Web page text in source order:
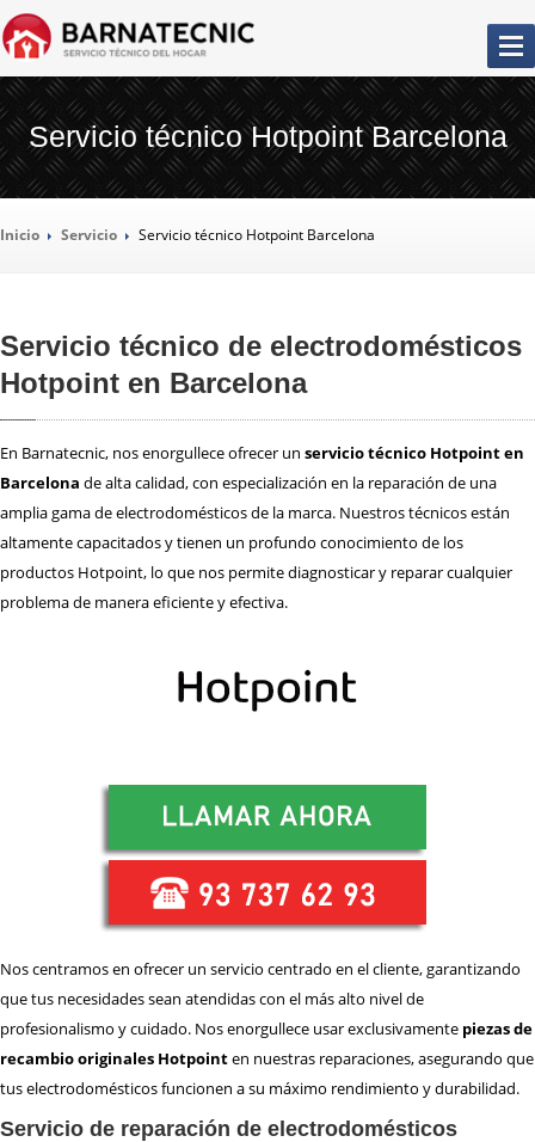
SERVICIO TÉCNICO BARCELONA
LAEMPRESA
REPARACIÓNCALDERAS
REPARACIÓN CALENTADORES
REPARACIÓNCAMPANAS EXTRACTORAS
REPARACIÓNCONGELADORES
REPARACIÓNHORNOS
REPARACIÓNLAVADORAS
REPARACIÓNLAVAVAJILLAS
TERMOS
CON NOSOTROS
DE ACTUACIÓN
Servicio técnico Hotpoint Barcelona
Inicio Servicio Serviciotécnico Hotpoint Barcelona
Servicio técnico de electrodomésticos
Hotpoint en Barcelona
En Barnatecnic, nos enorgullece ofrecer un servicio técnico Hotpoint en
Barcelona de alta calidad, con especialización en la reparación de una
amplia gama de electrodomésticos de la marca. Nuestros técnicos están
altamente capacitados y tienen un profundo conocimiento de los
productos Hotpoint, lo que nos permite diagnosticar y reparar cualquier
problema de manera eficiente y efectiva.
Nos centramos en ofrecer un servicio centrado en el cliente, garantizando
que tus necesidades sean atendidas con el más alto nivel de
profesionalismo y cuidado. Nos enorgullece usar exclusivamente piezas de
recambio originales Hotpointen nuestras reparaciones, asegurando que
tus electrodomésticos funcionen a su máximo rendimiento y durabilidad.
Servicio de reparación de electrodomésticos